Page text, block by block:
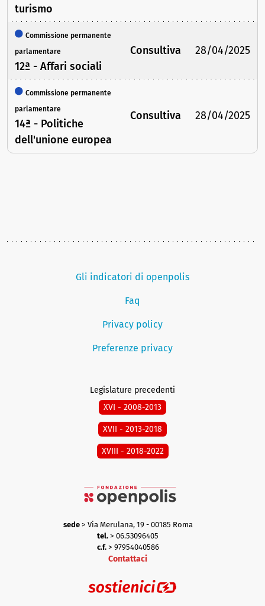
turismo
Commissione permanente
parlamentare
12ª - Affari sociali
Consultiva 28/04/2025
Commissione permanente
parlamentare
14ª - Politiche
dell'unione europea
Consultiva 28/04/2025
Gli indicatori di openpolis
Faq
Privacy policy
Preferenze privacy
Legislature precedenti
XVI - 2008-2013
XVII - 2013-2018
XVIII - 2018-2022
sede> Via Merulana, 19 - 00185 Roma
tel. > 06.53096405
c.f.> 97954040586
Contattaci